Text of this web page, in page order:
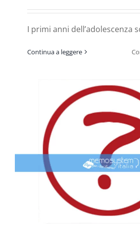
I primi anni dell’adolescenza
Continua a leggere